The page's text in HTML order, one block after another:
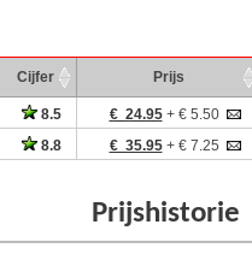
Cijfer Prijs
8.5 € 24.95+ € 5.50
8.8 € 35.95+ € 7.25